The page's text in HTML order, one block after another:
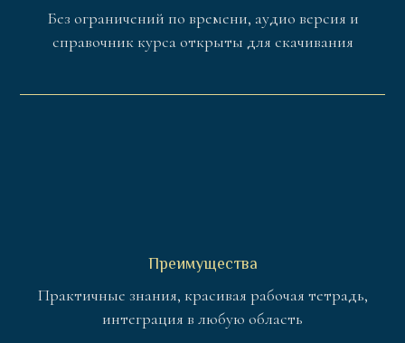
Без ограничений по времени, аудио версия и
справочник курса открыты для скачивания
Преимущества
Практичные знания, красивая рабочая тетрадь,
интеграция в любую область